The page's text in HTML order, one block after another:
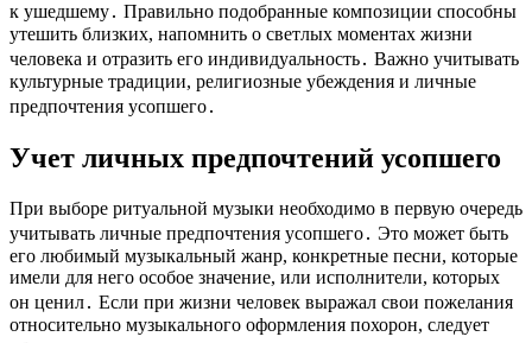
к ушедшему․ Правильно подобранные композиции способны
утешить близких, напомнить о светлых моментах жизни
человека и отразить его индивидуальность․ Важно учитывать
культурные традиции, религиозные убеждения и личные
предпочтения усопшего․
Учет личных предпочтений усопшего
При выборе ритуальной музыки необходимо в первую очередь
учитывать личные предпочтения усопшего․ Это может быть
его любимый музыкальный жанр, конкретные песни, которые
имели для него особое значение, или исполнители, которых
он ценил․ Если при жизни человек выражал свои пожелания
относительно музыкального оформления похорон, следует